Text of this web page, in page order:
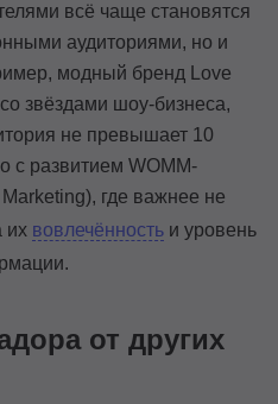
всё чаще становятся
аудиториями, но и
модный бренд Love
звёздами шоу-бизнеса,
не превышает 10
с развитием WOMM-
где важнее не
их вовлечённость и уровень
от других